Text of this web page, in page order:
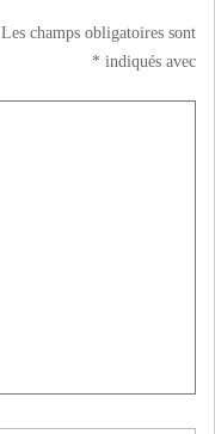
Les champs obligatoires sont
indiqués avec
*